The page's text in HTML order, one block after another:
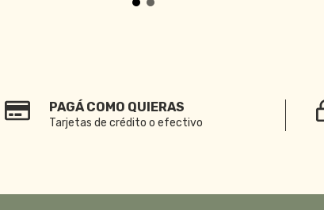
PAGÁ COMO QUIERAS
Tarjetas de crédito o efectivo